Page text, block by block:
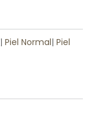
| Piel Normal| Piel